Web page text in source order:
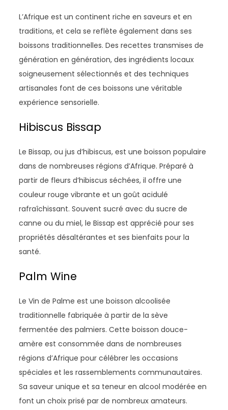
L’Afrique est un continent riche en saveurs et en
traditions, et cela se reflète également dans ses
boissons traditionnelles. Des recettes transmises de
génération en génération, des ingrédients locaux
soigneusement sélectionnés et des techniques
artisanales font de ces boissons une véritable
expérience sensorielle.
Hibiscus Bissap
Le Bissap, ou jus d’hibiscus, est une boisson populaire
dans de nombreuses régions d’Afrique. Préparé à
partir de fleurs d’hibiscus séchées, il offre une
couleur rouge vibrante et un goût acidulé
rafraîchissant. Souvent sucré avec du sucre de
canne ou du miel, le Bissap est apprécié pour ses
propriétés désaltérantes et ses bienfaits pour la
santé.
Palm Wine
Le Vin de Palme est une boisson alcoolisée
traditionnelle fabriquée à partir de la sève
fermentée des palmiers. Cette boisson douce-
amère est consommée dans de nombreuses
régions d’Afrique pour célébrer les occasions
spéciales et les rassemblements communautaires.
Sa saveur unique et sa teneur en alcool modérée en
font un choix prisé par de nombreux amateurs.